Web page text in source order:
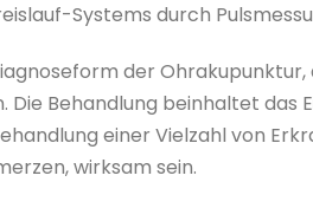
Systems durch
der
Die Behandlung beinhaltet
einer Vielzahl von
wirksam sein.